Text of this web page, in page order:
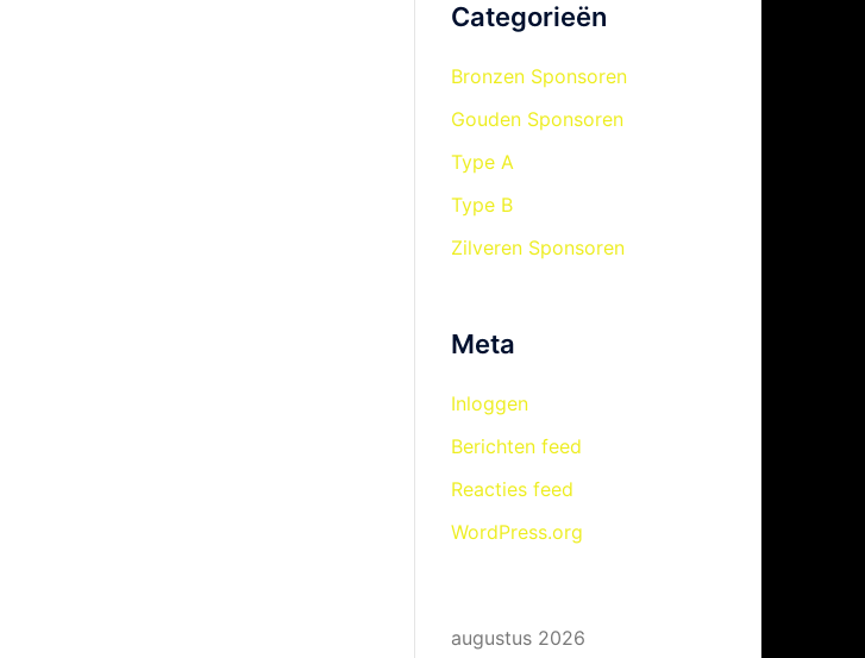
Categorieën
Bronzen Sponsoren
Gouden Sponsoren
Type A
Type B
Zilveren Sponsoren
Meta
Inloggen
Berichten feed
Reacties feed
WordPress.org
augustus 2026